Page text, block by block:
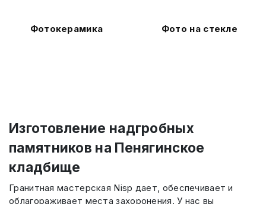
Фотокерамика Фото на стекле
Изготовление надгробных
памятников на Пенягинское
кладбище
Гранитная мастерская Nisp дает, обеспечивает и
облагораживает места захоронения. У нас вы